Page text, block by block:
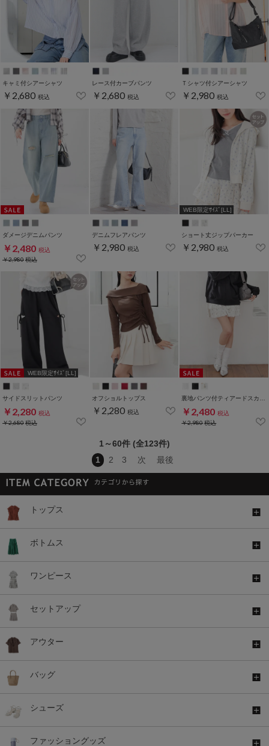
キャミ付シアーシャツ
￥2,680 税込
レース付カーブパンツ
￥2,680 税込
Ｔシャツ付シアーシャツ
￥2,980 税込
ダメージデニムパンツ
￥2,480 税込
￥2,980税込
デニムフレアパンツ
￥2,980 税込
WEB限定ｻｲｽﾞ[LL]
ショート丈ジップパーカー
￥2,980 税込
WEB限定ｻｲｽﾞ[LL]
サイドスリットパンツ
￥2,280 税込
￥2,680税込
オフショルトップス
￥2,280 税込 ￥2,480 税込
￥2,980税込
1～60件 (全123件)
1
2 3 次 最後
トップス
ボトムス
ワンピース
セットアップ
アウター
バッグ
シューズ
ファッショングッズ